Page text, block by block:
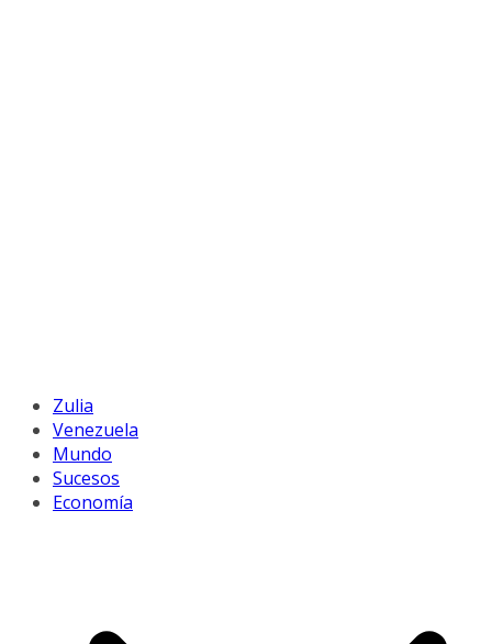
Zulia
Venezuela
Mundo
Sucesos
Economía